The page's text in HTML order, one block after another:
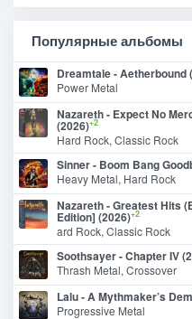
Популярные альбомы
Dreamtale - Aetherbound
Power Metal
Nazareth - Expect No
(2026)+2
Hard Rock, Classic Rock
Sinner - Boom Bang
Heavy Metal, Hard Rock
Nazareth - Greatest Hits
Edition] (2026)+2
ard Rock, Classic Rock
Soothsayer - Chapter IV
Thrash Metal, Crossover
Lalu - A Mythmaker’s
Progressive Metal